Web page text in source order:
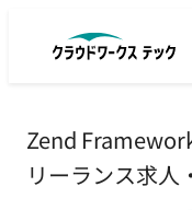
Zend
リーランス求人